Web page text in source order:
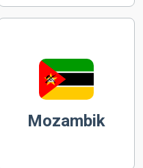
Mozambik